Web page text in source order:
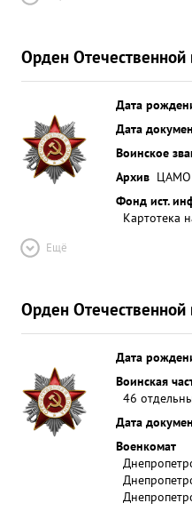
Орден Отечественной
Дата
Дата
Воинское
Архив ЦАМО
Фонд ист.
Картотека
Ещё
Орден Отечественной
Дата
Воинская
46
Дата
Военкомат